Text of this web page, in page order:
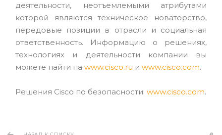
деятельности, неотъемлемыми атрибутами
которой являются техническое новаторство,
передовые позиции в отрасли и социальная
ответственность. Информацию о решениях,
технологиях и деятельности компании вы
можете найти на www.cisco.ru и www.cisco.com.
Решения Cisco по безопасности: www.cisco.com.